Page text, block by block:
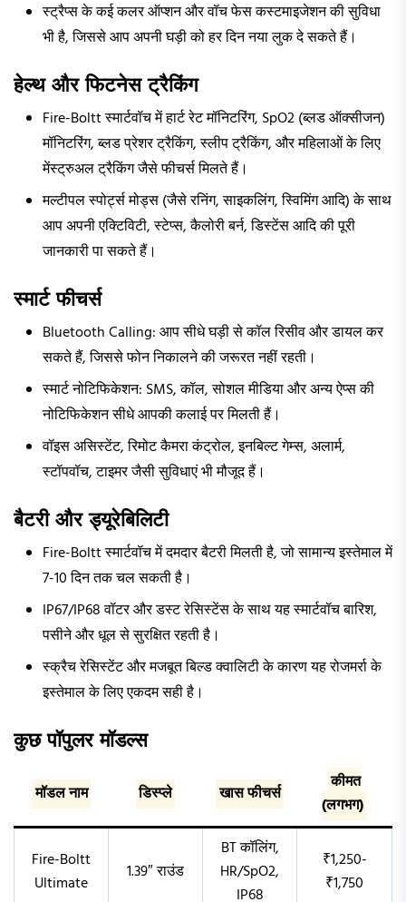
स्ट्रैप्स के कई कलर ऑप्शन और वॉच फेस कस्टमाइजेशन की सुविधा
भी है, जिससे आप अपनी घड़ी को हर दिन नया लुक दे सकते हैं।
हेल्थ और फिटनेस ट्रैकिंग
Fire-Boltt स्मार्टवॉच में हार्ट रेट मॉनिटरिंग, SpO2 (ब्लड ऑक्सीजन)
मॉनिटरिंग, ब्लड प्रेशर ट्रैकिंग, स्लीप ट्रैकिंग, और महिलाओं के लिए
मेंस्ट्रुअल ट्रैकिंग जैसे फीचर्स मिलते हैं।
मल्टीपल स्पोर्ट्स मोड्स (जैसे रनिंग, साइकलिंग, स्विमिंग आदि) के साथ
आप अपनी एक्टिविटी, स्टेप्स, कैलोरी बर्न, डिस्टेंस आदि की पूरी
जानकारी पा सकते हैं।
स्मार्ट फीचर्स
Bluetooth Calling: आप सीधे घड़ी से कॉल रिसीव और डायल कर
सकते हैं, जिससे फोन निकालने की जरूरत नहीं रहती।
स्मार्ट नोटिफिकेशन: SMS, कॉल, सोशल मीडिया और अन्य ऐप्स की
नोटिफिकेशन सीधे आपकी कलाई पर मिलती हैं।
वॉइस असिस्टेंट, रिमोट कैमरा कंट्रोल, इनबिल्ट गेम्स, अलार्म,
स्टॉपवॉच, टाइमर जैसी सुविधाएं भी मौजूद हैं।
बैटरी और ड्यूरेबिलिटी
Fire-Boltt स्मार्टवॉच में दमदार बैटरी मिलती है, जो सामान्य इस्तेमाल में
7-10 दिन तक चल सकती है।
IP67/IP68 वॉटर और डस्ट रेसिस्टेंस के साथ यह स्मार्टवॉच बारिश,
पसीने और धूल से सुरक्षित रहती है।
स्क्रैच रेसिस्टेंट और मजबूत बिल्ड क्वालिटी के कारण यह रोजमर्रा के
इस्तेमाल के लिए एकदम सही है।
कुछ पॉपुलर मॉडल्स
मॉडल नाम डिस्प्ले खास फीचर्स
कीमत
(लगभग)
Fire-Boltt
Ultimate
1.39″ राउंड
BT कॉलिंग,
HR/SpO2,
IP68
₹1,250-
₹1,750